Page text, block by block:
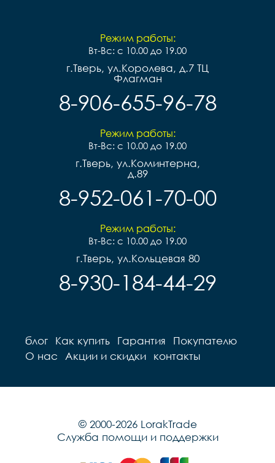
Режим работы:
Вт-Вс: с 10.00 до 19.00
г.Тверь, ул.Королева, д.7 ТЦ
Флагман
8-906-655-96-78
Режим работы:
Вт-Вс: с 10.00 до 19.00
г.Тверь, ул.Коминтерна,
д.89
8-952-061-70-00
Режим работы:
Вт-Вс: с 10.00 до 19.00
г.Тверь, ул.Кольцевая 80
8-930-184-44-29
блог Как купить Гарантия
Покупателю
О нас
Акции и скидки контакты
© 2000-2026 LorakTrade
Служба помощи и поддержки